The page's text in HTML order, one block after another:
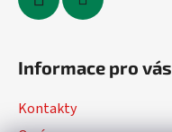
Informace pro vás
Kontakty